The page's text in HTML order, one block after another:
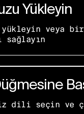
Yükleyin
yükleyin veya bir
sağlayın
dili seçin ve